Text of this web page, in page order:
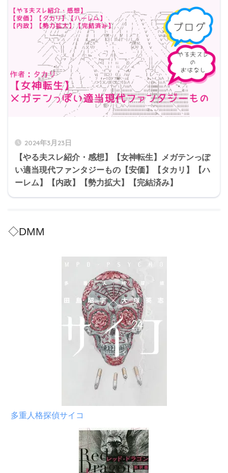
2024年3月23日
【やる夫スレ紹介・感想】【女神転生】メガテンっぽ
い適当現代ファンタジーもの【安価】【タカリ】【ハ
ーレム】【内政】【勢力拡大】【完結済み】
◇DMM
多重人格探偵サイコ